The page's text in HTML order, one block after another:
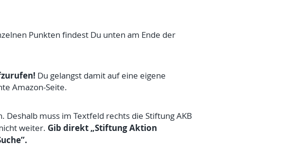
Punkten findest Du unten am Ende der
Du gelangst damit auf eine eigene
Amazon-Seite.
Deshalb muss im Textfeld rechts die Stiftung AKB
weiter. Gib direkt „Stiftung Aktion